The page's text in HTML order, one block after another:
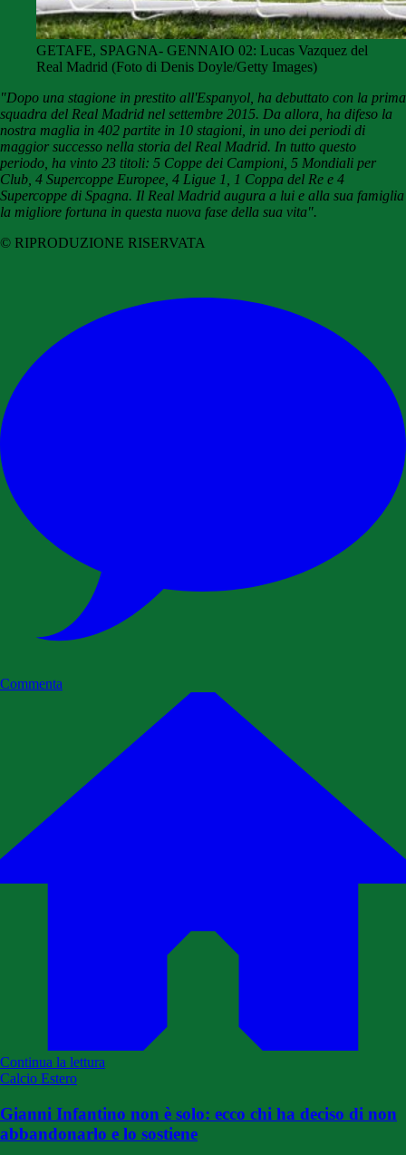
GETAFE, SPAGNA- GENNAIO 02: Lucas Vazquez del
Real Madrid (Foto di Denis Doyle/Getty Images)
"Dopo una stagione in prestito all'Espanyol, ha debuttato con la prima
squadra del Real Madrid nel settembre 2015. Da allora, ha difeso la
nostra maglia in 402 partite in 10 stagioni, in uno dei periodi di
maggior successo nella storia del Real Madrid. In tutto questo
periodo, ha vinto 23 titoli: 5 Coppe dei Campioni, 5 Mondiali per
Club, 4 Supercoppe Europee, 4 Ligue 1, 1 Coppa del Re e 4
Supercoppe di Spagna. Il Real Madrid augura a lui e alla sua famiglia
la migliore fortuna in questa nuova fase della sua vita".
© RIPRODUZIONE RISERVATA
Commenta
Continua la lettura
Calcio Estero
Gianni Infantino non è solo: ecco chi ha deciso di non
abbandonarlo e lo sostiene